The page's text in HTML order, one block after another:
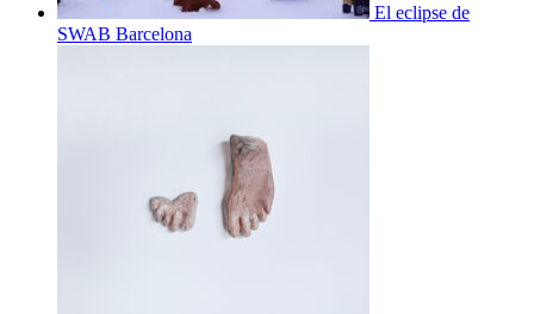
El eclipse de
SWAB Barcelona